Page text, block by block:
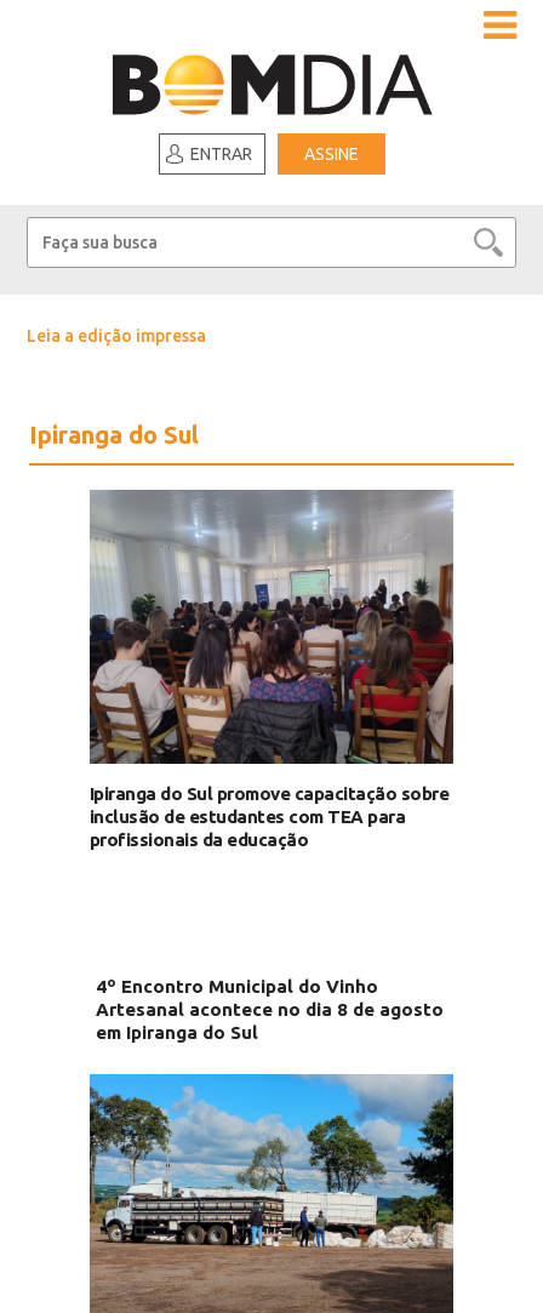
ENTRAR ASSINE
Leia a edição impressa
Ipiranga do Sul
Ipiranga do Sul promove capacitação sobre
inclusão de estudantes com TEA para
profissionais da educação
4º Encontro Municipal do Vinho
Artesanal acontece no dia 8 de agosto
em Ipiranga do Sul